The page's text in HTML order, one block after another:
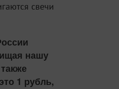
свечи
нашу
1 рубль,